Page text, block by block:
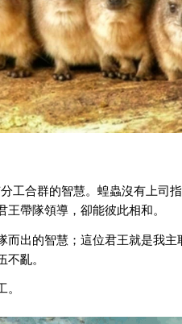
工合群的智慧。蝗蟲沒有上司
帶隊領導，卻能彼此相和。
出的智慧；這位君王就是我
亂。